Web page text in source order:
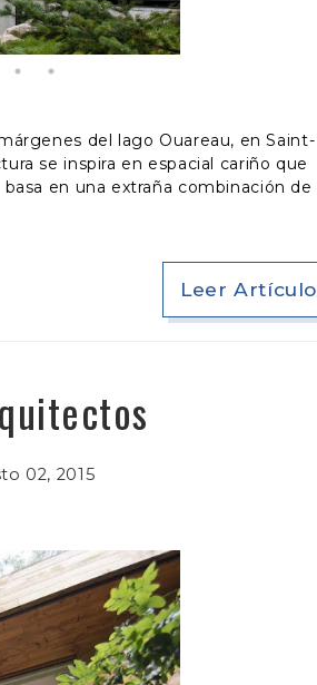
del lago Ouareau, en Saint-
se inspira en espacial cariño que
en una extraña combinación de
Leer Artículo
02, 2015